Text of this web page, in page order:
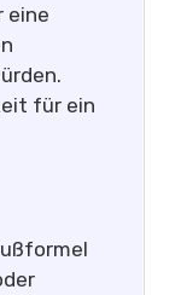
eine
für ein